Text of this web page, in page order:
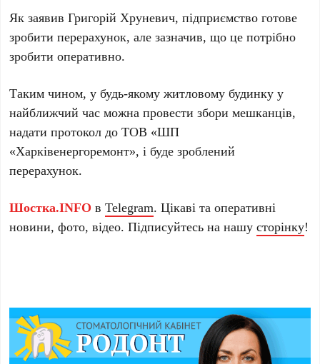
Як заявив Григорій Хруневич, підприємство готове
зробити перерахунок, але зазначив, що це потрібно
зробити оперативно.
Таким чином, у будь-якому житловому будинку у
найближчий час можна провести збори мешканців,
надати протокол до ТОВ «ШП
«Харківенергоремонт», і буде зроблений
перерахунок.
Шостка.INFO вTelegram. Цікаві та оперативні
новини, фото, відео. Підписуйтесь на нашусторінку!